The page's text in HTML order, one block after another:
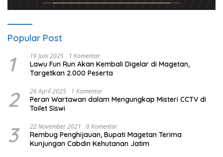
Popular Post
1 19 Juni 2025 1 Komentar
Lawu Fun Run Akan Kembali Digelar di Magetan,
Targetkan 2.000 Peserta
2 26 April 2025 1 Komentar
Peran Wartawan dalam Mengungkap Misteri CCTV di
Toilet Siswi
3 22 November 2021 0 Komentar
Rembug Penghijauan, Bupati Magetan Terima
Kunjungan Cabdin Kehutanan Jatim